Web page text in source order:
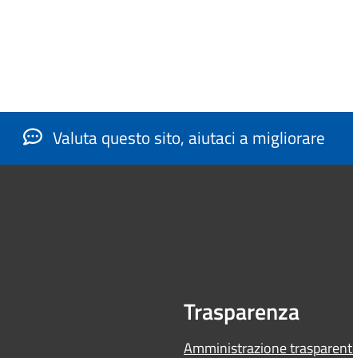
Valuta questo sito, aiutaci a migliorare
Trasparenza
Amministrazione